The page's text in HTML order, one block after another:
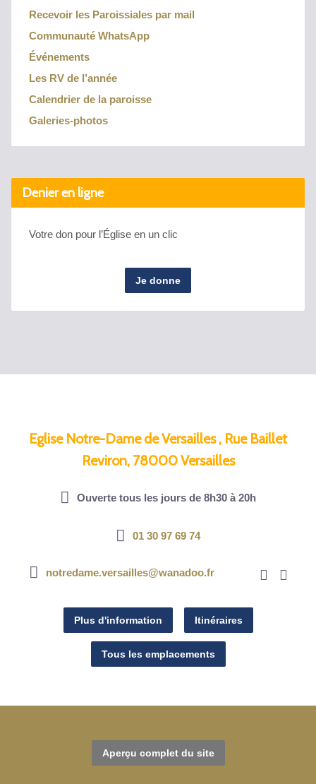
Recevoir les Paroissiales par mail
Communauté WhatsApp
Événements
Les RV de l’année
Calendrier de la paroisse
Galeries-photos
Denier en ligne
Votre don pour l’Église en un clic
Je donne
Eglise Notre-Dame de Versailles , Rue Baillet
Reviron, 78000 Versailles
Ouverte tous les jours de 8h30 à 20h
01 30 97 69 74
notredame.versailles@wanadoo.fr
Plus d'information Itinéraires
Tous les emplacements
Aperçu complet du site